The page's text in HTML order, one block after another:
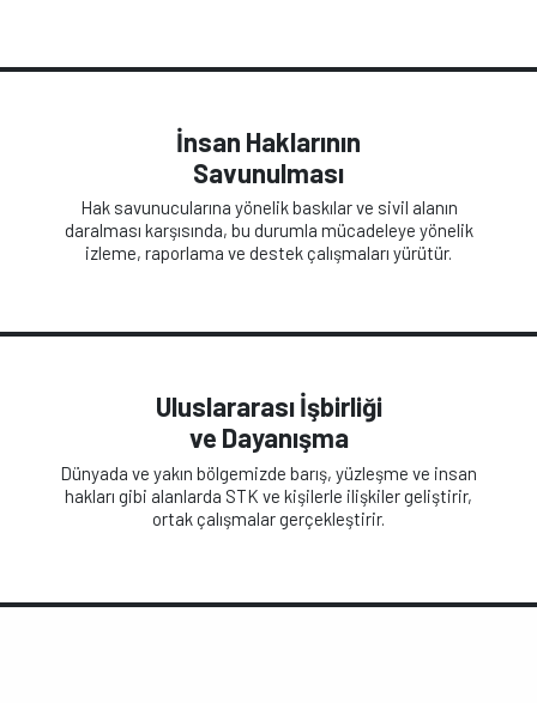
İnsan Haklarının
Savunulması
Hak savunucularına yönelik baskılar ve sivil alanın
daralması karşısında, bu durumla mücadeleye yönelik
izleme, raporlama ve destek çalışmaları yürütür.
Uluslararası İşbirliği
ve Dayanışma
Dünyada ve yakın bölgemizde barış, yüzleşme ve insan
hakları gibi alanlarda STK ve kişilerle ilişkiler geliştirir,
ortak çalışmalar gerçekleştirir.